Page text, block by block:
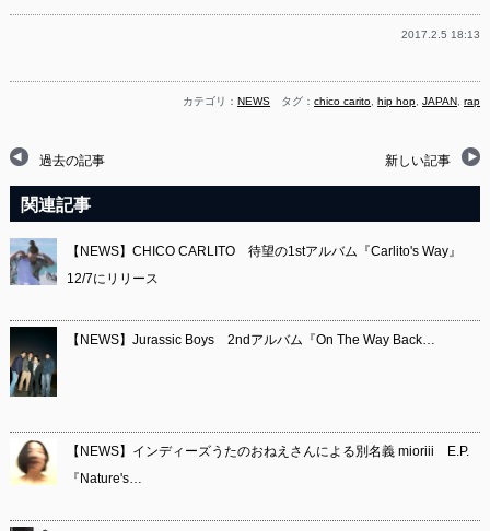
2017.2.5 18:13
カテゴリ：NEWS タグ：chico carito ,hip hop ,JAPAN ,rap
過去の記事 新しい記事
関連記事
【NEWS】CHICO CARLITO 待望の1stアルバム『Carlito's Way』
12/7にリリース
【NEWS】Jurassic Boys 2ndアルバム『On The Way Back…
【NEWS】インディーズうたのおねえさんによる別名義 mioriii E.P.
『Nature's…